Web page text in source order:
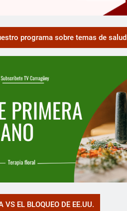
programa sobre temas de salud
VS EL BLOQUEO DE EE.UU.